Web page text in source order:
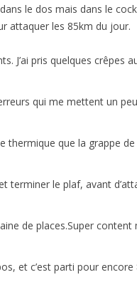
le dos mais dans le
attaquer les 85km du jour.
J’ai pris quelques crêpes
qui me mettent un
thermique que la grappe
terminer le plaf, avant
de places.Super
et c’est parti pour encore